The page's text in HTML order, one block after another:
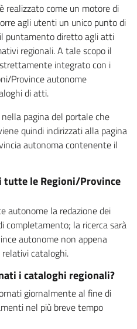
realizzato come un motore di
agli utenti un unico punto di
puntamento diretto agli atti
regionali. A tale scopo il
integrato con i
Province autonome
di atti.
pagina del portale che
quindi indirizzati alla pagina
autonoma contenente il
tutte le Regioni/Province
autonome la redazione dei
completamento; la ricerca sarà
autonome non appena
relativi cataloghi.
i cataloghi regionali?
giornalmente al fine di
nel più breve tempo